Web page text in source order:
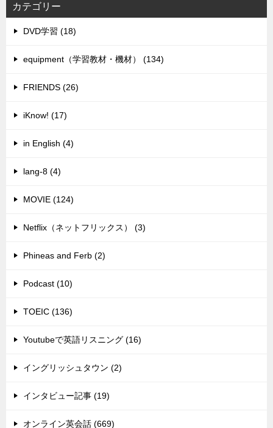
カテゴリー
DVD学習 (18)
equipment（学習教材・機材） (134)
FRIENDS (26)
iKnow! (17)
in English (4)
lang-8 (4)
MOVIE (124)
Netflix（ネットフリックス） (3)
Phineas and Ferb (2)
Podcast (10)
TOEIC (136)
Youtubeで英語リスニング (16)
イングリッシュタウン (2)
インタビュー記事 (19)
オンライン英会話 (669)